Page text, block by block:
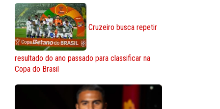
Cruzeiro busca repetir
resultado do ano passado para classificar na
Copa do Brasil